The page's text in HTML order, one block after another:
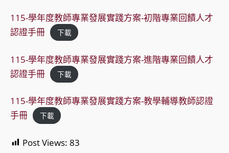
115-學年度教師專業發展實踐方案-初階專業回饋人才
認證手冊
下載
115-學年度教師專業發展實踐方案-進階專業回饋人才
認證手冊
下載
115-學年度教師專業發展實踐方案-教學輔導教師認證
手冊
下載
Post Views: 83